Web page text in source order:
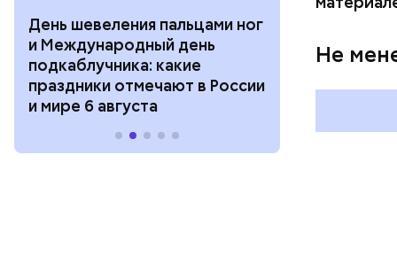
День шевеления пальцами ног
и Международный день
подкаблучника: какие
праздники отмечают в России
и мире 6 августа
горизонта и
курсанта:
отмечают в
Не